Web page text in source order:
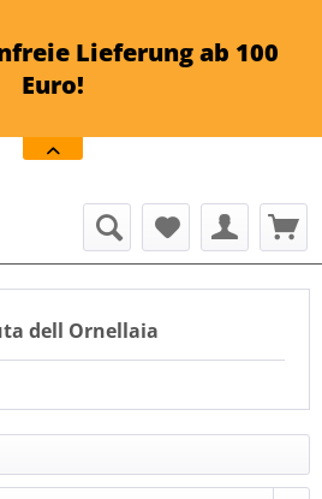
Lieferung ab 100
Euro!
dell Ornellaia